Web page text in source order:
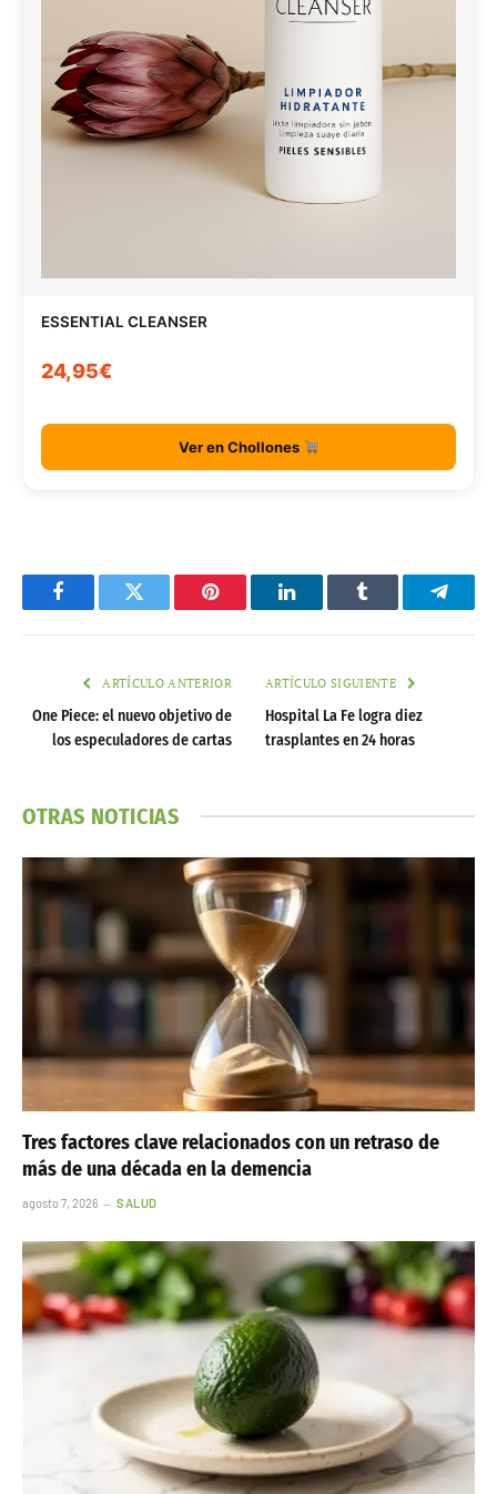
ESSENTIAL CLEANSER
24,95€
Ver en Chollones
FacebookTwitter Pinterest LinkedInTumblr
ARTÍCULO ANTERIOR
One Piece: el nuevo objetivo de
los especuladores de cartas
ARTÍCULO SIGUIENTE
Hospital La Fe logra diez
trasplantes en 24 horas
OTRAS NOTICIAS
Tres factores clave relacionados con un retraso de
más de una década en la demencia
agosto 7, 2026 SALUD